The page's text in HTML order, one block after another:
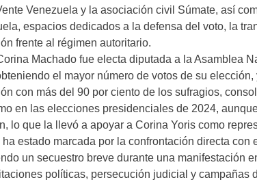
Venezuela y la asociación civil Súmate, así
espacios dedicados a la defensa del voto, la
frente al régimen autoritario.
Machado fue electa diputada a la Asamblea
el mayor número de votos de su
con más del 90 por ciento de los sufragios,
en las elecciones presidenciales de 2024,
lo que la llevó a apoyar a Corina Yoris como
ha estado marcada por la confrontación directa con
un secuestro breve durante una manifestación
políticas, persecución judicial y campañas